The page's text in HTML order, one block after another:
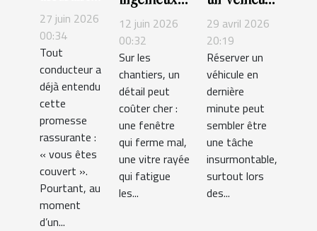
auto
couvre-t-
elle
vraiment
tout ce
que vous
pensez ?
27 juin 2026
00:34
Tout
conducteur a
déjà entendu
cette
promesse
rassurante :
« vous êtes
couvert ».
Pourtant, au
moment
d’un...
pour
fenêtres :
l’innovation
au service
des pros
12 juin 2026
00:32
Sur les
chantiers, un
détail peut
coûter cher :
une fenêtre
qui ferme mal,
une vitre rayée
qui fatigue
les...
en dernière
minute :
mission
impossible
ou
stratégie
maline ?
29 avril 2026
20:19
Réserver un
véhicule en
dernière
minute peut
sembler être
une tâche
insurmontable,
surtout lors
des...